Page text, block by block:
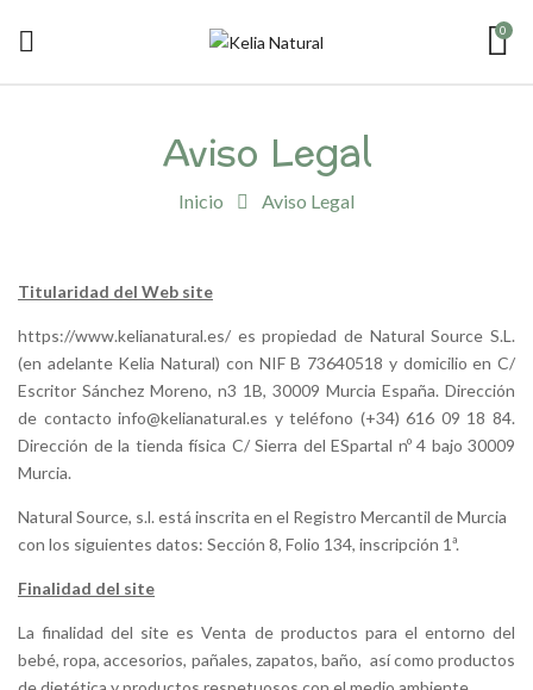
0
Aviso Legal
Inicio Aviso Legal
Titularidad del Web site
https://www.kelianatural.es/ es propiedad de Natural Source S.L.
(en adelante Kelia Natural) con NIF B 73640518 y domicilio en C/
Escritor Sánchez Moreno, n3 1B, 30009 Murcia España. Dirección
de contacto info@kelianatural.es y teléfono (+34) 616 09 18 84.
Dirección de la tienda física C/ Sierra del ESpartal nº 4 bajo 30009
Murcia.
Natural Source, s.l. está inscrita en el Registro Mercantil de Murcia
con los siguientes datos: Sección 8, Folio 134, inscripción 1ª.
Finalidad del site
La finalidad del site es Venta de productos para el entorno del
bebé, ropa, accesorios, pañales, zapatos, baño, así como productos